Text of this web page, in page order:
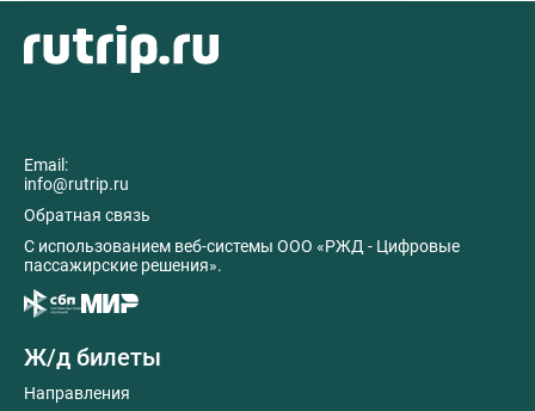
Email:
info@rutrip.ru
Обратная связь
C использованием веб-системы ООО «РЖД - Цифровые
пассажирские решения».
Ж/д билеты
Направления